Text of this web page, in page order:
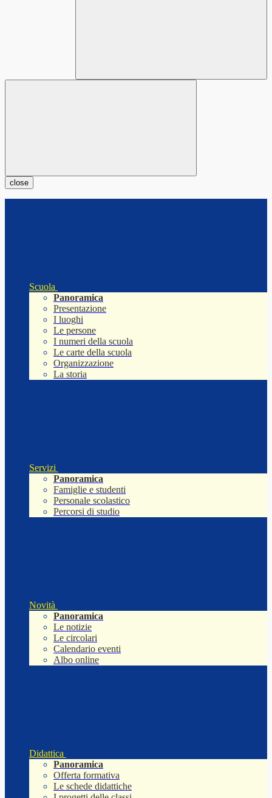
close
Scuola
Panoramica
Presentazione
I luoghi
Le persone
I numeri della scuola
Le carte della scuola
Organizzazione
La storia
Servizi
Panoramica
Famiglie e studenti
Personale scolastico
Percorsi di studio
Novità
Panoramica
Le notizie
Le circolari
Calendario eventi
Albo online
Didattica
Panoramica
Offerta formativa
Le schede didattiche